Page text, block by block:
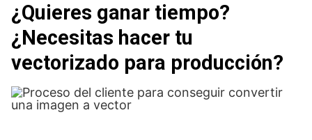
¿Quieres ganar tiempo?
¿Necesitas hacer tu
vectorizado para producción?